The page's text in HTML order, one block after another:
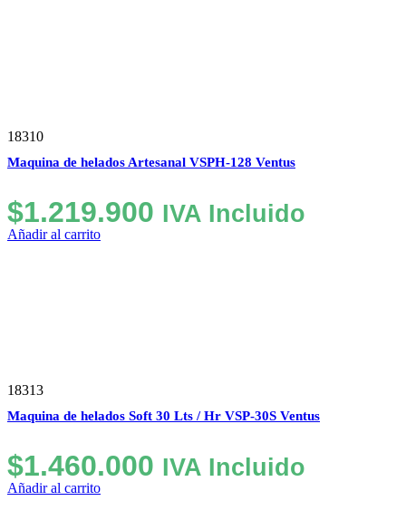
18310
Maquina de helados Artesanal VSPH-128 Ventus
$1.219.900 IVA Incluido
Añadir al carrito
18313
Maquina de helados Soft 30 Lts / Hr VSP-30S Ventus
$1.460.000 IVA Incluido
Añadir al carrito